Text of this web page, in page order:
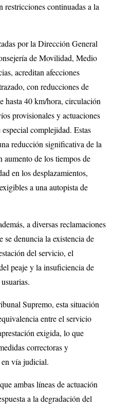
continuadas a la
por la Dirección General
de Movilidad, Medio
acreditan afecciones
con reducciones de
hasta 40 km/hora, circulación
provisionales y actuaciones
complejidad. Estas
reducción significativa de la
aumento de los tiempos de
en los desplazamientos,
a una autopista de
a diversas reclamaciones
se denuncia la existencia de
del servicio, el
peaje y la insuficiencia de
Supremo, esta situación
entre el servicio
exigida, lo que
correctoras y
vía judicial.
ambas líneas de actuación
a la degradación del